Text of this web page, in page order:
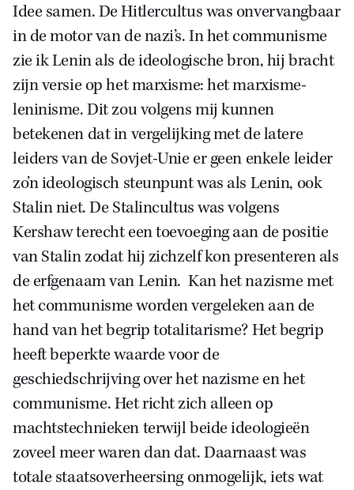
Idee samen. De Hitlercultus was onvervangbaar
in de motor van de nazi’s. In het communisme
zie ik Lenin als de ideologische bron, hij bracht
zijn versie op het marxisme: het marxisme-
leninisme. Dit zou volgens mij kunnen
betekenen dat in vergelijking met de latere
leiders van de Sovjet-Unie er geen enkele leider
zo’n ideologisch steunpunt was als Lenin, ook
Stalin niet. De Stalincultus was volgens
Kershaw terecht een toevoeging aan de positie
van Stalin zodat hij zichzelf kon presenteren als
de erfgenaam van Lenin. Kan het nazisme met
het communisme worden vergeleken aan de
hand van het begrip totalitarisme? Het begrip
heeft beperkte waarde voor de
geschiedschrijving over het nazisme en het
communisme. Het richt zich alleen op
machtstechnieken terwijl beide ideologieën
zoveel meer waren dan dat. Daarnaast was
totale staatsoverheersing onmogelijk, iets wat